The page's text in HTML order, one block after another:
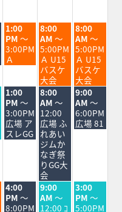
金
曜
日,
8
月
2026
1:00
PM ～
3:00PM
Ａ
土
曜
日,
8
月
29th
2026
8:00
AM ～
5:00PM
Ａ U15
バスケ
大会
日
曜
日,
8
月
30th
2026
8:00
AM ～
5:00PM
Ａ U15
バスケ
大会
金
曜
日,
8
月
28th
1:00
PM ～
3:00PM
広場 ア
スレGG
土
曜
日,
8
月
29th
2026
8:00
AM ～
12:00
広場 ふ
れあい
ジムか
なぎ祭
りGG大
会
日
曜
日,
8
月
9:00
AM ～
6:00PM
広場 81
金
曜
日,
4:00
PM ～
8:00PM
土
曜
日,
9:00
AM ～
12:00 ｺ
日
曜
日,
3:00
PM ～
5:00PM